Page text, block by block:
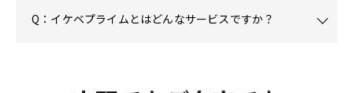
Q：イケベプライムとはどんなサービスですか？